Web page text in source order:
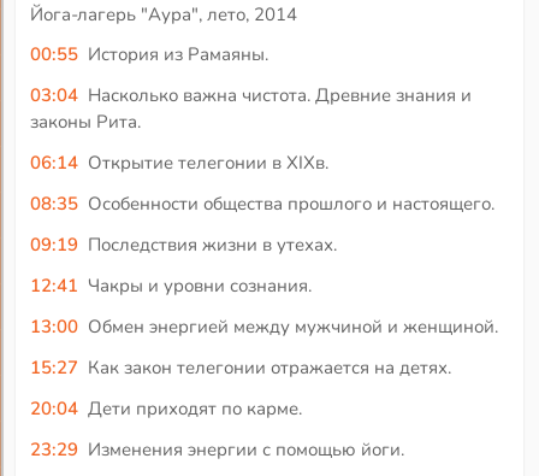
Йога-лагерь "Аура", лето, 2014
00:55 История из Рамаяны.
03:04 Насколько важна чистота. Древние знания и
законы Рита.
06:14 Открытие телегонии в ХIХв.
08:35 Особенности общества прошлого и настоящего.
09:19 Последствия жизни в утехах.
12:41 Чакры и уровни сознания.
13:00 Обмен энергией между мужчиной и женщиной.
15:27 Как закон телегонии отражается на детях.
20:04 Дети приходят по карме.
23:29 Изменения энергии с помощью йоги.